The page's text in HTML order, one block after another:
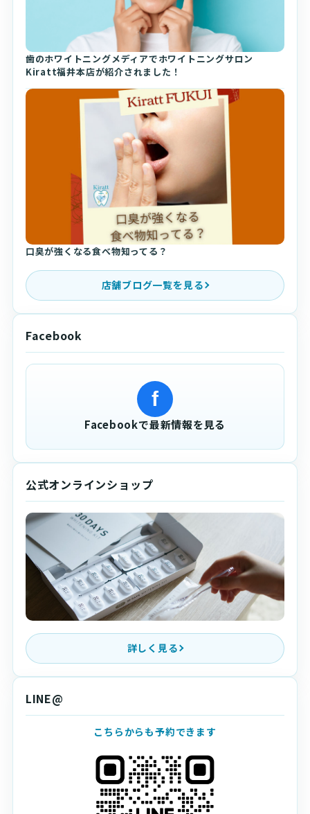
歯のホワイトニングメディアでホワイトニングサロン
Kiratt福井本店が紹介されました！
口臭が強くなる食べ物知ってる？
店舗ブログ一覧を見る
Facebook
f
Facebookで最新情報を見る
公式オンラインショップ
詳しく見る
LINE@
こちらからも予約できます